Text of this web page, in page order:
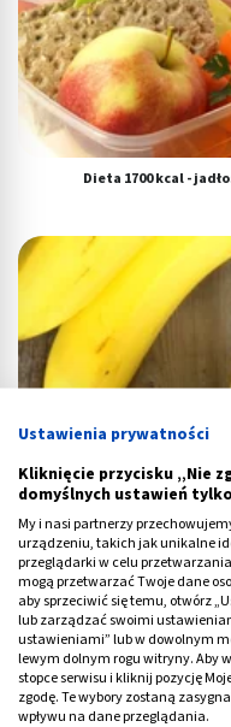
Dieta 1700 kcal -
Biała dieta - co
Ustawienia prywatności
Kliknięcie przycisku „Nie
domyślnych ustawień
My i nasi partnerzy
urządzeniu, takich jak unikalne
przeglądarki w celu
mogą przetwarzać Twoje dane
aby sprzeciwić się temu, otwórz
lub zarządzać swoimi
ustawieniami” lub w dowolnym
lewym dolnym rogu witryny. Aby
stopce serwisu i kliknij pozycję
zgodę. Te wybory zostaną
wpływu na dane przeglądania.